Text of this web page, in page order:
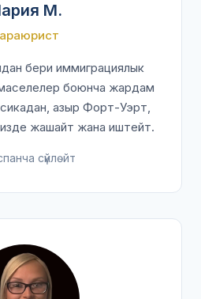
М.
бери иммиграциялык
боюнча жардам
азыр Форт-Уэрт,
жашайт жана иштейт.
сүйлөйт